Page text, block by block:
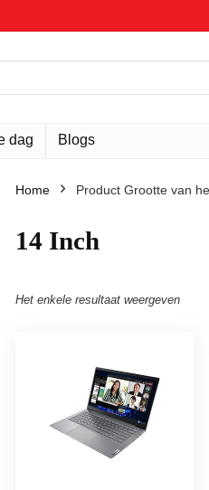
dag Blogs
Home Product Grootte van
‎14 Inch
Het enkele resultaat weergeven